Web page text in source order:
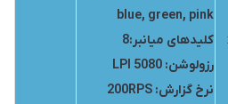
blue, green, pink
کلیدهای میانبر:8
رزولوشن: 5080 LPI
نرخ گزارش: 200RPS